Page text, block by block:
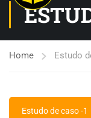
Home Estudo
Estudo de caso -1